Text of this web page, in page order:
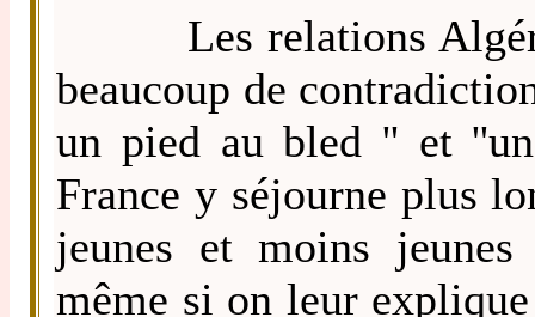
Les relations
beaucoup de
un pied au bled '' et
France y séjourne plus
jeunes et moins
même si on leur